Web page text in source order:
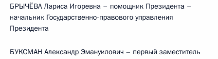
БРЫЧЁВА Лариса Игоревна – помощник Президента –
начальник Государственно-правового управления
Президента
БУКСМАН Александр Эмануилович – первый заместитель